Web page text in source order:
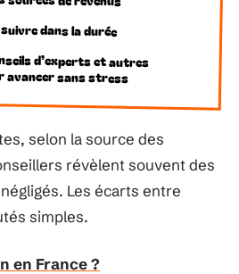
dans la durée
d’experts et autres
avancer sans stress
selon la source des
révèlent souvent des
Les écarts entre
simples.
en France ?